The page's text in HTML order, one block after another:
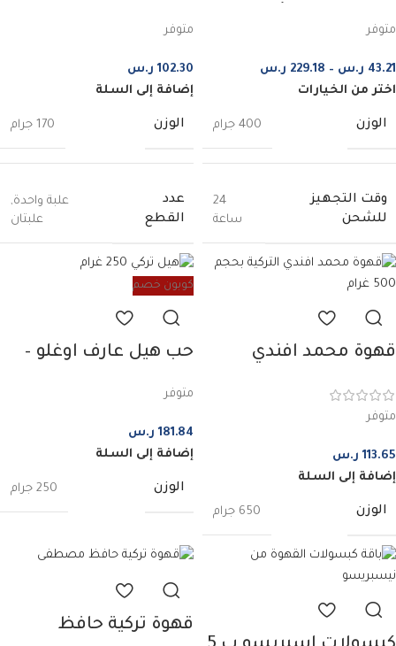
مختلفة
متوفر
43.21 ر.س –
229.18 ر.س
اختر من الخيارات
الوزن 400 جرام
وقت التجهيز
للشحن
24
ساعة
غرام
متوفر
102.30 ر.س
إضافة إلى السلة
الوزن 170 جرام
عدد
القطع
علبة واحدة,
علبتان
قهوة محمد افندي
غرام
متوفر
113.65 ر.س
إضافة إلى السلة
الوزن 650 جرام
كوبون خصم
حب هيل عارف اوغلو –
متوفر
181.84 ر.س
إضافة إلى السلة
الوزن 250 جرام
قهوة تركية حافظ